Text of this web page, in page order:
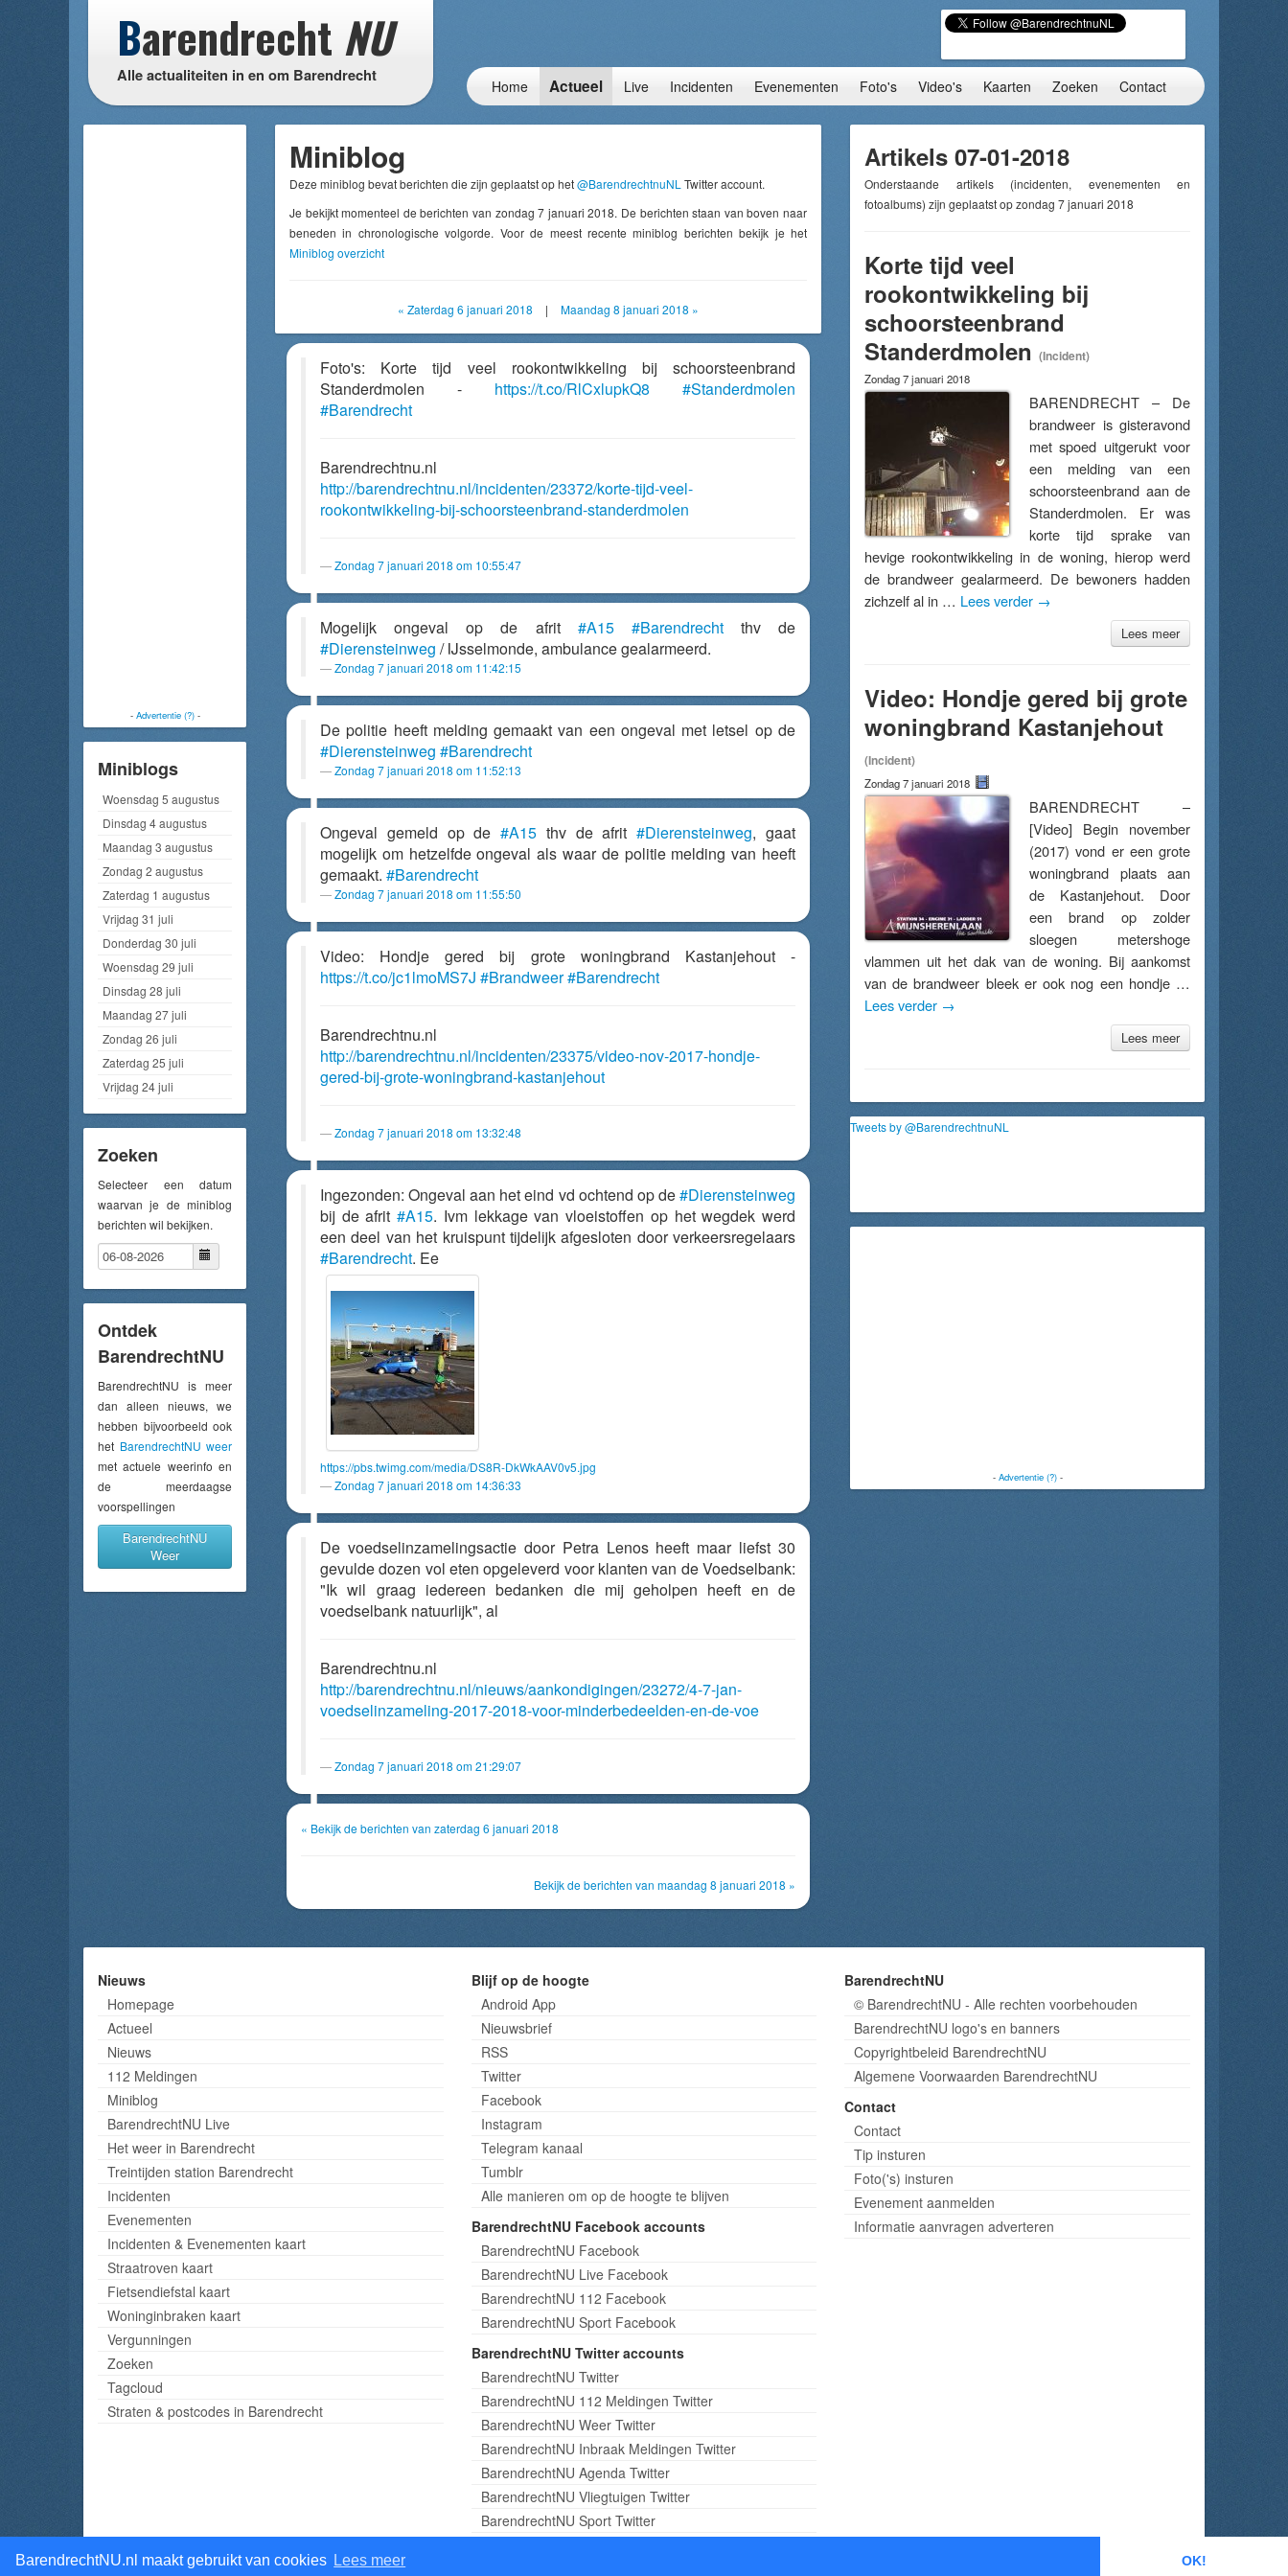
BarendrechtNU.nl maakt gebruikt van cookies Lees meer OK!
Barendrecht NU
Alle actualiteiten in en om Barendrecht
Home Actueel Live Incidenten Evenementen Foto's Video's Kaarten Zoeken Contact
- Advertentie (?)-
Miniblogs
Woensdag 5 augustus
Dinsdag 4 augustus
Maandag 3 augustus
Zondag 2 augustus
Zaterdag 1 augustus
Vrijdag 31 juli
Donderdag 30 juli
Woensdag 29 juli
Dinsdag 28 juli
Maandag 27 juli
Zondag 26 juli
Zaterdag 25 juli
Vrijdag 24 juli
Zoeken
Selecteer een datum
waarvan je de miniblog
berichten wil bekijken.
Ontdek
BarendrechtNU
BarendrechtNU is meer
dan alleen nieuws, we
hebben bijvoorbeeld ook
het BarendrechtNU weer
met actuele weerinfo en
de meerdaagse
voorspellingen
BarendrechtNU
Weer
Miniblog
Deze miniblog bevat berichten die zijn geplaatst op het@BarendrechtnuNL Twitter account.
Je bekijkt momenteel de berichten van zondag 7 januari 2018. De berichten staan van boven naar
beneden in chronologische volgorde. Voor de meest recente miniblog berichten bekijk je het
Miniblog overzicht
« Zaterdag 6 januari 2018 | Maandag 8 januari 2018 »
Foto's: Korte tijd veel rookontwikkeling bij schoorsteenbrand
Standerdmolen - https://t.co/RlCxlupkQ8
#Standerdmolen
#Barendrecht
Barendrechtnu.nl
http://barendrechtnu.nl/incidenten/23372/korte-tijd-veel-
rookontwikkeling-bij-schoorsteenbrand-standerdmolen
Zondag 7 januari 2018 om 10:55:47
Mogelijk ongeval op de afrit #A15 #Barendrechtthv de
#Dierensteinweg / IJsselmonde, ambulance gealarmeerd.
Zondag 7 januari 2018 om 11:42:15
De politie heeft melding gemaakt van een ongeval met letsel op de
#Dierensteinweg #Barendrecht
Zondag 7 januari 2018 om 11:52:13
Ongeval gemeld op de#A15 thv de afrit#Dierensteinweg, gaat
mogelijk om hetzelfde ongeval als waar de politie melding van heeft
gemaakt. #Barendrecht
Zondag 7 januari 2018 om 11:55:50
Video: Hondje gered bij grote woningbrand Kastanjehout -
https://t.co/jc1lmoMS7J #Brandweer#Barendrecht
Barendrechtnu.nl
http://barendrechtnu.nl/incidenten/23375/video-nov-2017-hondje-
gered-bij-grote-woningbrand-kastanjehout
Zondag 7 januari 2018 om 13:32:48
Ingezonden: Ongeval aan het eind vd ochtend op de#Dierensteinweg
bij de afrit#A15. Ivm lekkage van vloeistoffen op het wegdek werd
een deel van het kruispunt tijdelijk afgesloten door verkeersregelaars
#Barendrecht. Ee
https://pbs.twimg.com/media/DS8R-DkWkAAV0v5.jpg
Zondag 7 januari 2018 om 14:36:33
De voedselinzamelingsactie door Petra Lenos heeft maar liefst 30
gevulde dozen vol eten opgeleverd voor klanten van de Voedselbank:
"Ik wil graag iedereen bedanken die mij geholpen heeft en de
voedselbank natuurlijk", al
Barendrechtnu.nl
http://barendrechtnu.nl/nieuws/aankondigingen/23272/4-7-jan-
voedselinzameling-2017-2018-voor-minderbedeelden-en-de-voe
Zondag 7 januari 2018 om 21:29:07
« Bekijk de berichten van zaterdag 6 januari 2018
Bekijk de berichten van maandag 8 januari 2018 »
Artikels 07-01-2018
Onderstaande artikels (incidenten, evenementen en
fotoalbums) zijn geplaatst op zondag 7 januari 2018
Korte tijd veel
rookontwikkeling bij
schoorsteenbrand
Standerdmolen (Incident)
Zondag 7 januari 2018
BARENDRECHT – De
brandweer is gisteravond
met spoed uitgerukt voor
een melding van een
schoorsteenbrand aan de
Standerdmolen. Er was
korte tijd sprake van
hevige rookontwikkeling in de woning, hierop werd
de brandweer gealarmeerd. De bewoners hadden
zichzelf al in … Lees verder →
Lees meer
Video: Hondje gered bij grote
woningbrand Kastanjehout
(Incident)
Zondag 7 januari 2018
BARENDRECHT –
[Video] Begin november
(2017) vond er een grote
woningbrand plaats aan
de Kastanjehout. Door
een brand op zolder
sloegen metershoge
vlammen uit het dak van de woning. Bij aankomst
van de brandweer bleek er ook nog een hondje …
Lees verder →
Lees meer
Tweets by @BarendrechtnuNL
- Advertentie (?)-
Nieuws
Homepage
Actueel
Nieuws
112 Meldingen
Miniblog
BarendrechtNU Live
Het weer in Barendrecht
Treintijden station Barendrecht
Incidenten
Evenementen
Incidenten & Evenementen kaart
Straatroven kaart
Fietsendiefstal kaart
Woninginbraken kaart
Vergunningen
Zoeken
Tagcloud
Straten & postcodes in Barendrecht
Blijf op de hoogte
Android App
Nieuwsbrief
RSS
Twitter
Facebook
Instagram
Telegram kanaal
Tumblr
Alle manieren om op de hoogte te blijven
BarendrechtNU Facebook accounts
BarendrechtNU Facebook
BarendrechtNU Live Facebook
BarendrechtNU 112 Facebook
BarendrechtNU Sport Facebook
BarendrechtNU Twitter accounts
BarendrechtNU Twitter
BarendrechtNU 112 Meldingen Twitter
BarendrechtNU Weer Twitter
BarendrechtNU Inbraak Meldingen Twitter
BarendrechtNU Agenda Twitter
BarendrechtNU Vliegtuigen Twitter
BarendrechtNU Sport Twitter
BarendrechtNU
© BarendrechtNU - Alle rechten voorbehouden
BarendrechtNU logo's en banners
Copyrightbeleid BarendrechtNU
Algemene Voorwaarden BarendrechtNU
Contact
Contact
Tip insturen
Foto('s) insturen
Evenement aanmelden
Informatie aanvragen adverteren